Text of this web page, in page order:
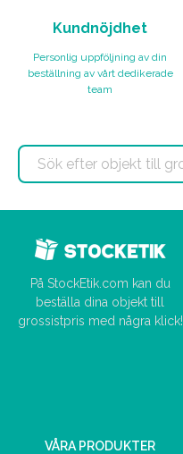
Kundnöjdhet
Personlig uppföljning av din
beställning av vårt dedikerade
team
På StockEtik.com kan du
beställa dina objekt till
grossistpris med några klick!
VÅRA PRODUKTER